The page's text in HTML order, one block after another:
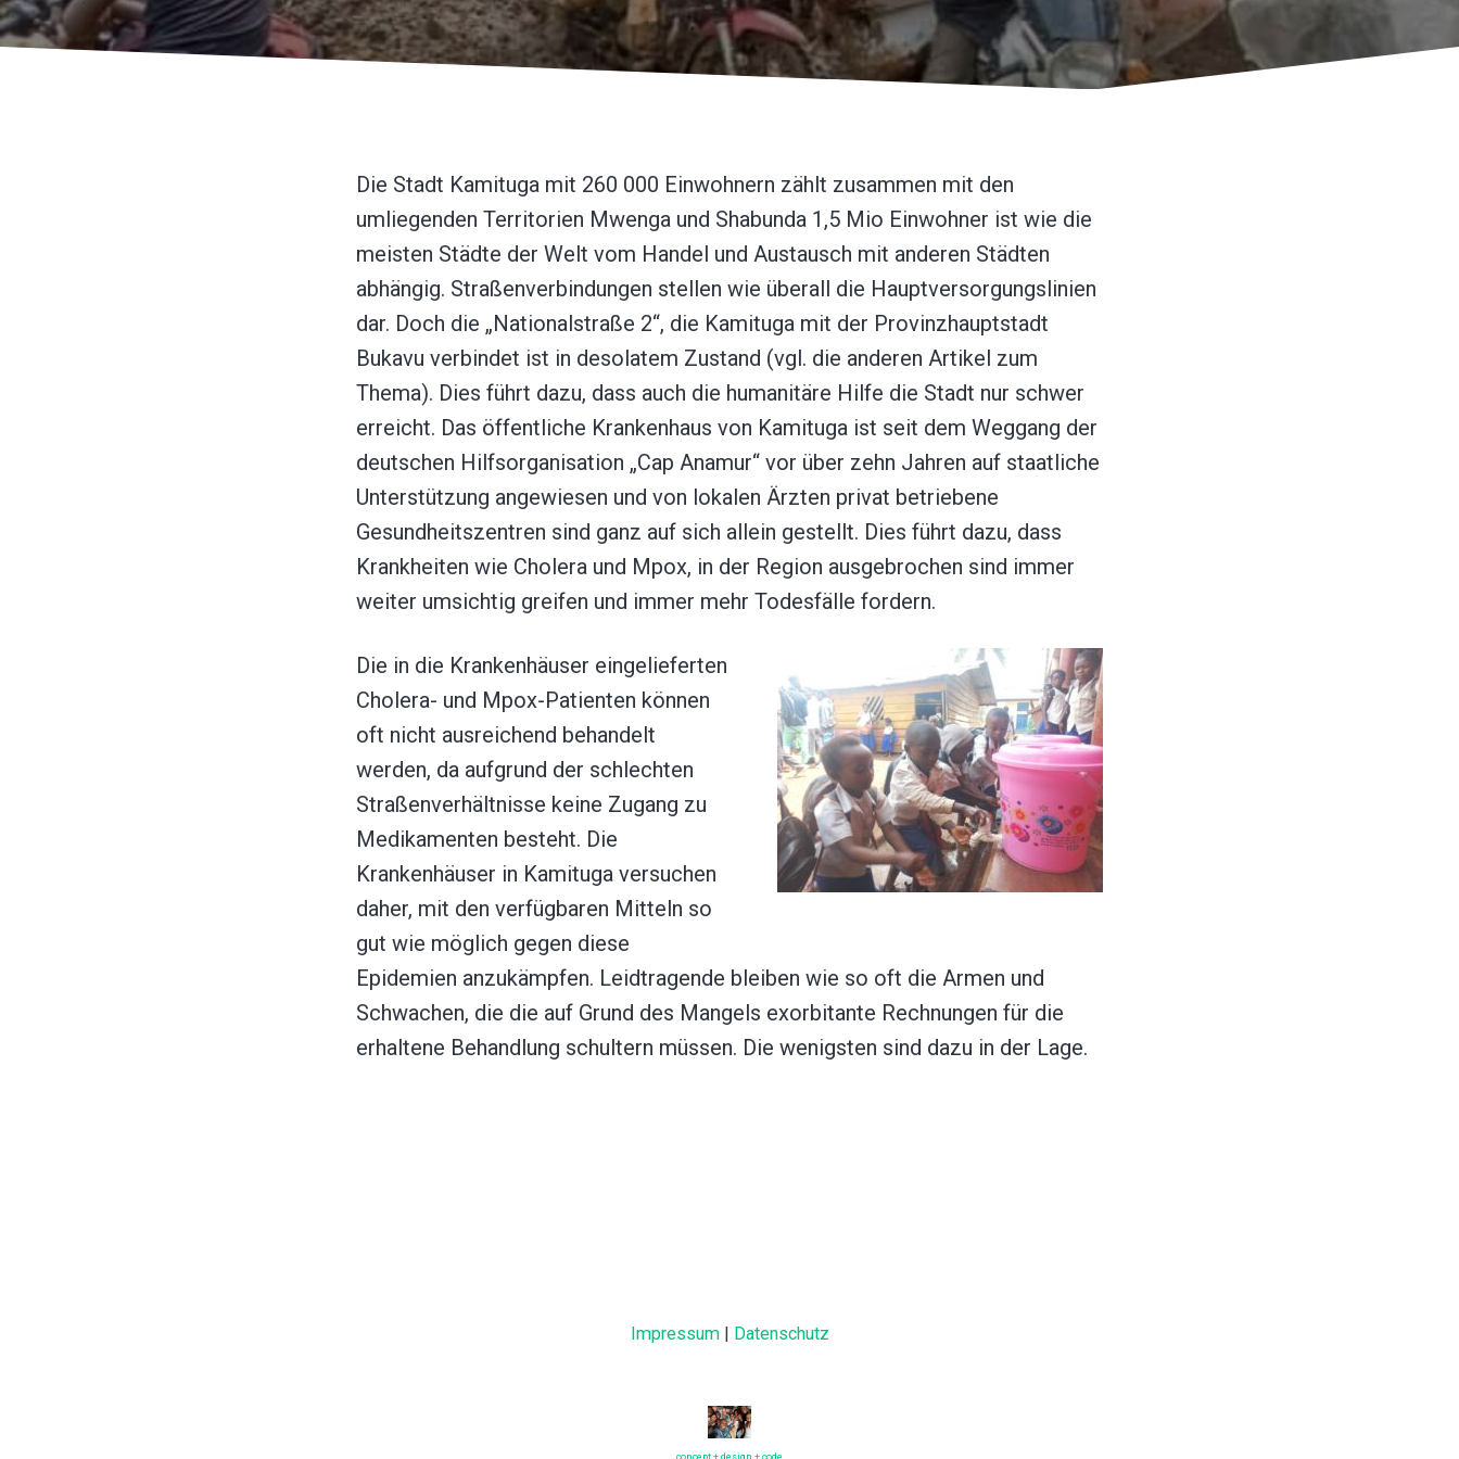
Die Stadt Kamituga mit 260 000 Einwohnern zählt zusammen mit den
umliegenden Territorien Mwenga und Shabunda 1,5 Mio Einwohner ist wie die
meisten Städte der Welt vom Handel und Austausch mit anderen Städten
abhängig. Straßenverbindungen stellen wie überall die Hauptversorgungslinien
dar. Doch die „Nationalstraße 2“, die Kamituga mit der Provinzhauptstadt
Bukavu verbindet ist in desolatem Zustand (vgl. die anderen Artikel zum
Thema). Dies führt dazu, dass auch die humanitäre Hilfe die Stadt nur schwer
erreicht. Das öffentliche Krankenhaus von Kamituga ist seit dem Weggang der
deutschen Hilfsorganisation „Cap Anamur“ vor über zehn Jahren auf staatliche
Unterstützung angewiesen und von lokalen Ärzten privat betriebene
Gesundheitszentren sind ganz auf sich allein gestellt. Dies führt dazu, dass
Krankheiten wie Cholera und Mpox, in der Region ausgebrochen sind immer
weiter umsichtig greifen und immer mehr Todesfälle fordern.
Die in die Krankenhäuser eingelieferten
Cholera- und Mpox-Patienten können
oft nicht ausreichend behandelt
werden, da aufgrund der schlechten
Straßenverhältnisse keine Zugang zu
Medikamenten besteht. Die
Krankenhäuser in Kamituga versuchen
daher, mit den verfügbaren Mitteln so
gut wie möglich gegen diese
Epidemien anzukämpfen. Leidtragende bleiben wie so oft die Armen und
Schwachen, die die auf Grund des Mangels exorbitante Rechnungen für die
erhaltene Behandlung schultern müssen. Die wenigsten sind dazu in der Lage.
Impressum| Datenschutz
concept + design + code